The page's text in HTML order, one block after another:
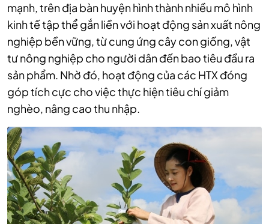
mạnh, trên địa bàn huyện hình thành nhiều mô hình
kinh tế tập thể gắn liền với hoạt động sản xuất nông
nghiệp bền vững, từ cung ứng cây con giống, vật
tư nông nghiệp cho người dân đến bao tiêu đầu ra
sản phẩm. Nhờ đó, hoạt động của các HTX đóng
góp tích cực cho việc thực hiện tiêu chí giảm
nghèo, nâng cao thu nhập.